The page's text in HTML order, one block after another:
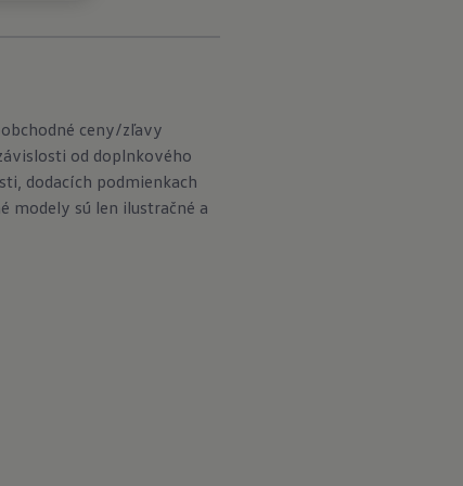
ceny/zľavy
od doplnkového
dodacích podmienkach
modely sú len ilustračné a